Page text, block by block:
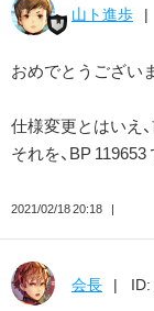
山ト進歩
おめでとうござい
仕様変更とはいえ
それを、BP 119653
2021/02/18 20:18
会長